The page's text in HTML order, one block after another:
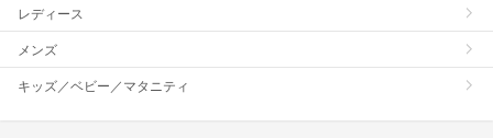
レディース
メンズ
キッズ／ベビー／マタニティ